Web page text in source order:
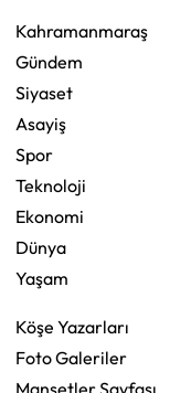
Kahramanmaraş
Gündem
Siyaset
Asayiş
Spor
Teknoloji
Ekonomi
Dünya
Yaşam
Köşe Yazarları
Foto Galeriler